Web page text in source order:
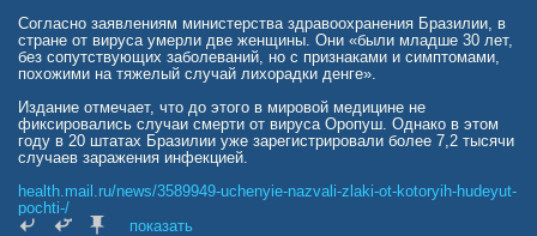
Согласно заявлениям министерства здравоохранения Бразилии, в
стране от вируса умерли две женщины. Они «были младше 30 лет,
без сопутствующих заболеваний, но с признаками и симптомами,
похожими на тяжелый случай лихорадки денге».
Издание отмечает, что до этого в мировой медицине не
фиксировались случаи смерти от вируса Оропуш. Однако в этом
году в 20 штатах Бразилии уже зарегистрировали более 7,2 тысячи
случаев заражения инфекцией.
health.mail.ru/news/3589949-uchenyie-nazvali-zlaki-ot-kotoryih-hudeyut-
pochti-/
показать